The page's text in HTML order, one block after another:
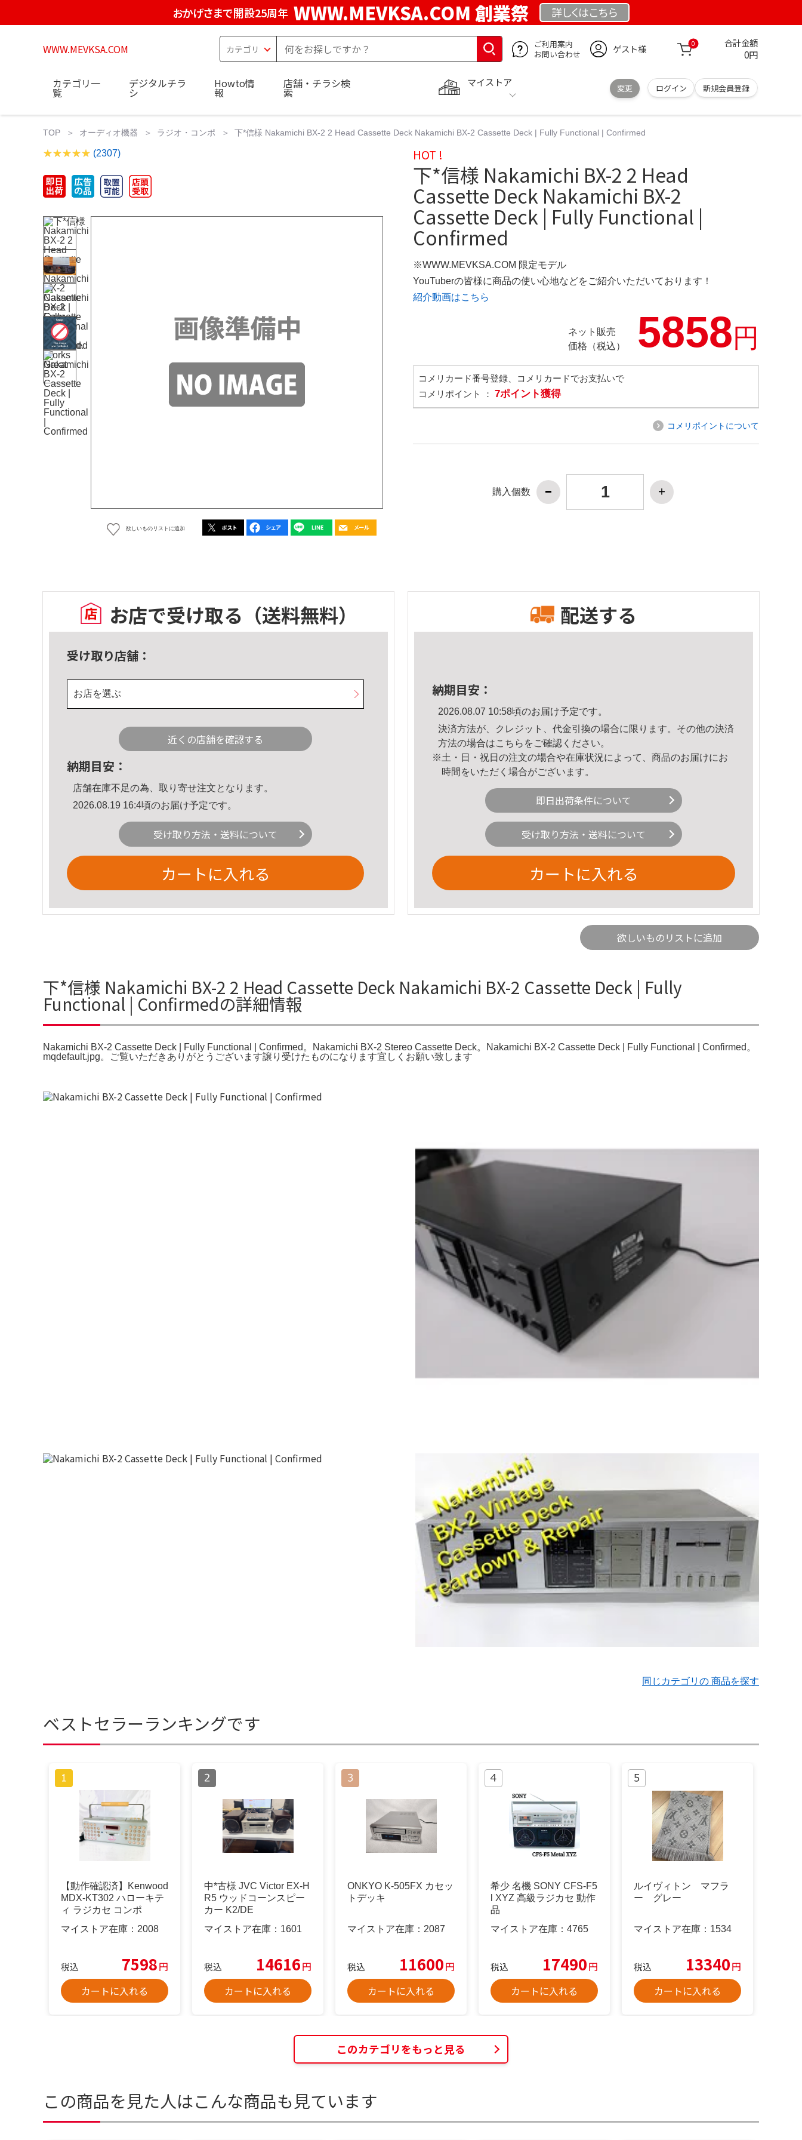
おかげさまで開設25周年 WWW.MEVKSA.COM 創業祭 詳しくはこちら
WWW.MEVKSA.COM
ご利用案内
お問い合わせ
ゲスト様 0 合計金額
0円
マイストア
変更 ログイン 新規会員登録
カテゴリ一
覧
デジタルチラ
シ
Howto情
報
店舗・チラシ検
索
TOP オーディオ機器 ラジオ・コンポ 下*信様 Nakamichi BX-2 2 Head Cassette Deck Nakamichi BX-2 Cassette Deck | Fully Functional | Confirmed
(2307)
欲しいものリストに追加
HOT !
下*信様 Nakamichi BX-2 2 Head
Cassette Deck Nakamichi BX-2
Cassette Deck | Fully Functional |
Confirmed
※WWW.MEVKSA.COM 限定モデル
YouTuberの皆様に商品の使い心地などをご紹介いただいております！
紹介動画はこちら
ネット販売
価格（税込）
5858円
コメリカード番号登録、コメリカードでお支払いで
コメリポイント ： 7ポイント獲得
コメリポイントについて
購入個数
お店で受け取る （送料無料）
受け取り店舗：
お店を選ぶ
近くの店舗を確認する
納期目安：
店舗在庫不足の為、取り寄せ注文となります。
2026.08.19 16:4頃のお届け予定です。
受け取り方法・送料について
カートに入れる
配送する
納期目安：
2026.08.07 10:58頃のお届け予定です。
決済方法が、クレジット、代金引換の場合に限ります。その他の決済
方法の場合はこちら をご確認ください。
※土・日・祝日の注文の場合や在庫状況によって、商品のお届けにお
時間をいただく場合がございます。
即日出荷条件について
受け取り方法・送料について
カートに入れる
欲しいものリストに追加
下*信様 Nakamichi BX-2 2 Head Cassette Deck Nakamichi BX-2 Cassette Deck | Fully
Functional | Confirmedの詳細情報
Nakamichi BX-2 Cassette Deck | Fully Functional | Confirmed。Nakamichi BX-2 Stereo Cassette Deck。Nakamichi BX-2 Cassette Deck | Fully Functional | Confirmed。
mqdefault.jpg。ご覧いただきありがとうございます譲り受けたものになります宜しくお願い致します
同じカテゴリの 商品を探す
ベストセラーランキングです
【動作確認済】Kenwood
MDX-KT302 ハローキテ
ィ ラジカセ コンポ
マイストア在庫： 2008
税込 7598円
カートに入れる
中*古様 JVC Victor EX-H
R5 ウッドコーンスピー
カー K2/DE
マイストア在庫： 1601
税込 14616円
カートに入れる
ONKYO K-505FX カセッ
トデッキ
マイストア在庫： 2087
税込 11600円
カートに入れる
希少 名機 SONY CFS-F5
l XYZ 高級ラジカセ 動作
品
マイストア在庫： 4765
税込 17490円
カートに入れる
ルイヴィトン マフラ
ー グレー
マイストア在庫： 1534
税込 13340円
カートに入れる
このカテゴリをもっと見る
この商品を見た人はこんな商品も見ています